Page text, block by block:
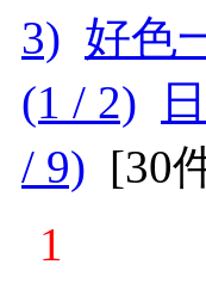
3) 好色
(1 / 2)
/ 9) [30
1